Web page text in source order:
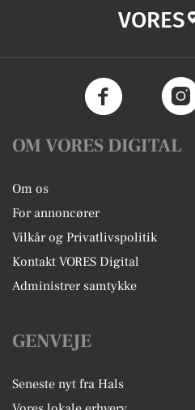
VORES
OM VORES DIGITAL
Om os
For annoncører
Vilkår og Privatlivspolitik
Kontakt VORES Digital
Administrer samtykke
GENVEJE
Seneste nyt fra Hals